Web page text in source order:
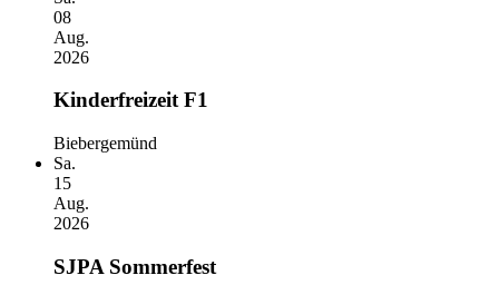
08
Aug.
2026
Kinderfreizeit F1
Biebergemünd
Sa.
15
Aug.
2026
SJPA Sommerfest